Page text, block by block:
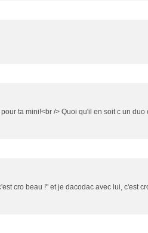
ta mini!<br /> Quoi qu'il en soit c un duo
cro beau !" et je dacodac avec lui, c'est